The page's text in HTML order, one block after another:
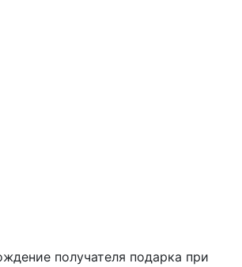
получателя подарка при